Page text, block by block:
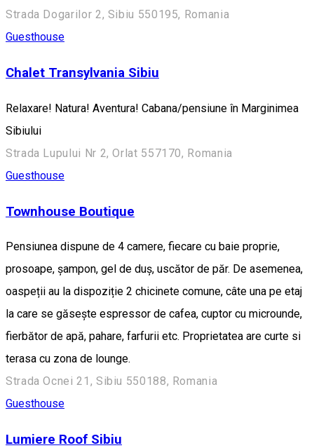
Strada Dogarilor 2, Sibiu 550195, Romania
Guesthouse
Chalet Transylvania Sibiu
Relaxare! Natura! Aventura! Cabana/pensiune în Marginimea
Sibiului
Strada Lupului Nr 2, Orlat 557170, Romania
Guesthouse
Townhouse Boutique
Pensiunea dispune de 4 camere, fiecare cu baie proprie,
prosoape, șampon, gel de duș, uscător de păr. De asemenea,
oaspeții au la dispoziție 2 chicinete comune, câte una pe etaj
la care se găsește espressor de cafea, cuptor cu microunde,
fierbător de apă, pahare, farfurii etc. Proprietatea are curte si
terasa cu zona de lounge.
Strada Ocnei 21, Sibiu 550188, Romania
Guesthouse
Lumiere Roof Sibiu